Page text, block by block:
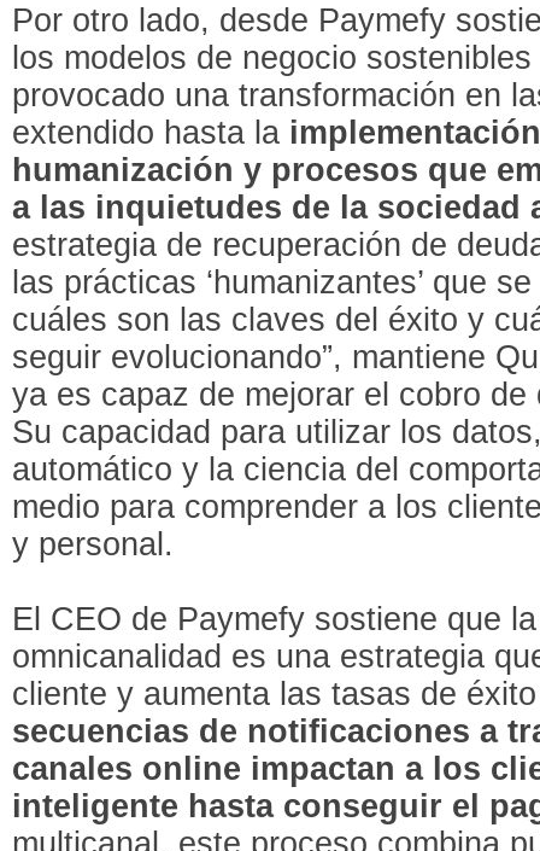
Por otro lado, desde Paymefy
los modelos de negocio
provocado una transformación en
extendido hasta la
humanización y procesos que
a las inquietudes de la sociedad
estrategia de recuperación de
las prácticas ‘humanizantes’ que
cuáles son las claves del éxito y
seguir evolucionando”, mantiene
ya es capaz de mejorar el cobro
Su capacidad para utilizar los
automático y la ciencia del
medio para comprender a los
y personal.
El CEO de Paymefy sostiene que
omnicanalidad es una estrategia
cliente y aumenta las tasas de
secuencias de notificaciones a
canales online impactan a los
inteligente hasta conseguir el
multicanal, este proceso combina